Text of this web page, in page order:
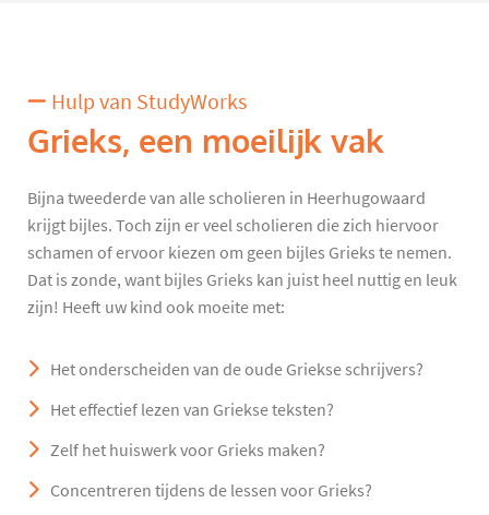
Hulp van StudyWorks
Grieks, een moeilijk vak
Bijna tweederde van alle scholieren in Heerhugowaard
krijgt bijles. Toch zijn er veel scholieren die zich hiervoor
schamen of ervoor kiezen om geen bijles Grieks te nemen.
Dat is zonde, want bijles Grieks kan juist heel nuttig en leuk
zijn! Heeft uw kind ook moeite met:
Het onderscheiden van de oude Griekse schrijvers?
Het effectief lezen van Griekse teksten?
Zelf het huiswerk voor Grieks maken?
Concentreren tijdens de lessen voor Grieks?